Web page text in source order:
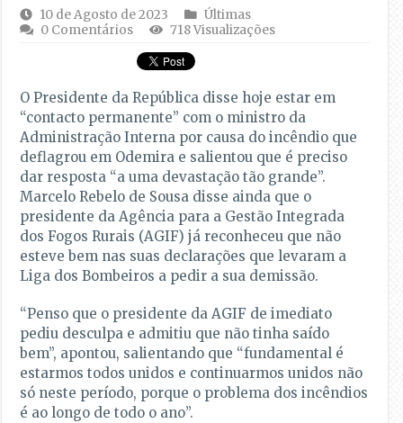
10 de Agosto de 2023
Últimas
0 Comentários
718 Visualizações
O Presidente da República disse hoje estar em
“contacto permanente” com o ministro da
Administração Interna por causa do incêndio que
deflagrou em Odemira e salientou que é preciso
dar resposta “a uma devastação tão grande”.
Marcelo Rebelo de Sousa disse ainda que o
presidente da Agência para a Gestão Integrada
dos Fogos Rurais (AGIF) já reconheceu que não
esteve bem nas suas declarações que levaram a
Liga dos Bombeiros a pedir a sua demissão.
“Penso que o presidente da AGIF de imediato
pediu desculpa e admitiu que não tinha saído
bem”, apontou, salientando que “fundamental é
estarmos todos unidos e continuarmos unidos não
só neste período, porque o problema dos incêndios
é ao longo de todo o ano”.